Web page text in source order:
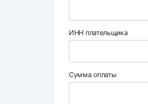
ИНН плательщика
Сумма оплаты